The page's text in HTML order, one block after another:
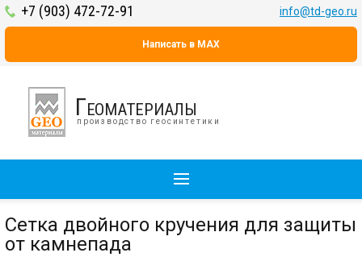
+7 (903) 472-72-91 info@td-geo.ru
Написать в MAX
Геоматериалы
производство геосинтетики
Сетка двойного кручения для защиты
от камнепада